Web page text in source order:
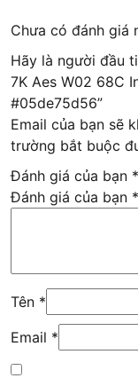
Chưa có đánh giá
Hãy là người đầu
7K Aes W02 68C
#05de75d56”
Email của bạn sẽ
trường bắt buộc
Đánh giá của bạn *
Đánh giá của bạn *
Tên *
Email *